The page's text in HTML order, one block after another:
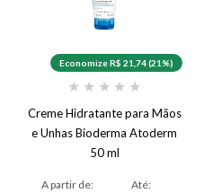
Economize R$ 21,74 (21%)
★ ★ ★ ★ ★
Creme Hidratante para Mãos
e Unhas Bioderma Atoderm
50 ml
A partir de:
Até: